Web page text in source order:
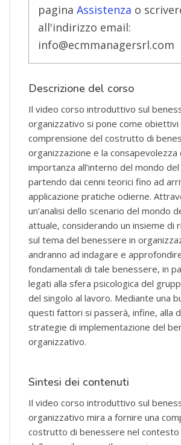
pagina Assistenza o
all'indirizzo email:
info@ecmmanagersrl.com
Descrizione del corso
Il video corso introduttivo sul
organizzativo si pone come obiettivi
comprensione del costrutto di
organizzazione e la consapevolezza
importanza all’interno del mondo
partendo dai cenni teorici fino ad
applicazione pratiche odierne.
un’analisi dello scenario del mondo
attuale, considerando un insieme di
sul tema del benessere in
andranno ad indagare e
fondamentali di tale benessere, in
legati alla sfera psicologica del
del singolo al lavoro. Mediante una
questi fattori si passerà, infine, alla
strategie di implementazione del
organizzativo.
Sintesi dei contenuti
Il video corso introduttivo sul
organizzativo mira a fornire una
costrutto di benessere nel contesto